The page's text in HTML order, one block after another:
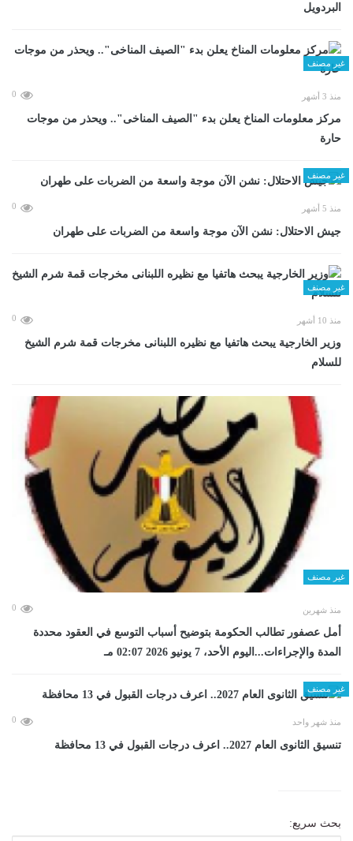
البردويل
غير مصنف
منذ 3 أشهر 0
مركز معلومات المناخ يعلن بدء "الصيف المناخى".. ويحذر من موجات
حارة
غير مصنف
منذ 5 أشهر 0
جيش الاحتلال: نشن الآن موجة واسعة من الضربات على طهران
غير مصنف
منذ 10 أشهر 0
وزير الخارجية يبحث هاتفيا مع نظيره اللبنانى مخرجات قمة شرم الشيخ
للسلام
غير مصنف
منذ شهرين 0
أمل عصفور تطالب الحكومة بتوضيح أسباب التوسع في العقود محددة
المدة والإجراءات...اليوم الأحد، 7 يونيو 2026 02:07 مـ
غير مصنف
منذ شهر واحد 0
تنسيق الثانوى العام 2027.. اعرف درجات القبول في 13 محافظة
بحث سريع: